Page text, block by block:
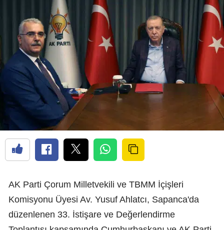
AK Parti Çorum Milletvekili ve TBMM İçişleri
Komisyonu Üyesi Av. Yusuf Ahlatcı, Sapanca'da
düzenlenen 33. İstişare ve Değerlendirme